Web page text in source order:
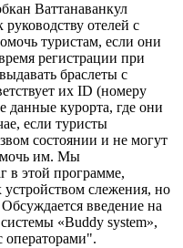
Ваттанаванкул
отелей с
туристам, если они
регистрации при
браслеты с
их ID (номеру
данные курорта, где они
если туристы
состоянии и не могут
им. Мы
в этой программе,
устройством слежения, но
введение на
«Buddy system»,
операторами".